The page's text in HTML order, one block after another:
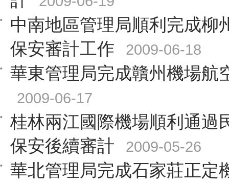
中南地區管理局順利完成柳
保安審計工作
2009-06-18
華東管理局完成贛州機場航
2009-06-17
桂林兩江國際機場順利通過
保安後續審計
2009-05-26
華北管理局完成石家莊正定